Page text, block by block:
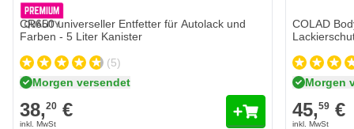
CR650 universeller Entfetter für Autolack und
Farben - 5 Liter Kanister
(5)
Morgen versendet
38,20 €
COLAD
Morgen
45,59 €